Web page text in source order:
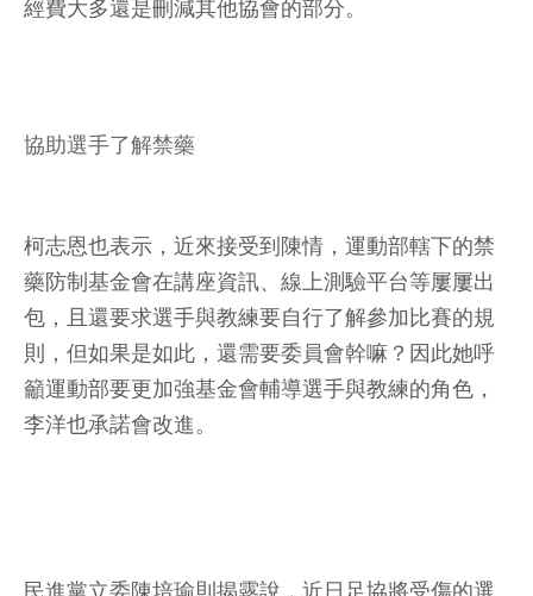
經費大多還是刪減其他協會的部分。
協助選手了解禁藥
柯志恩也表示，近來接受到陳情，運動部轄下的禁
藥防制基金會在講座資訊、線上測驗平台等屢屢出
包，且還要求選手與教練要自行了解參加比賽的規
則，但如果是如此，還需要委員會幹嘛？因此她呼
籲運動部要更加強基金會輔導選手與教練的角色，
李洋也承諾會改進。
民進黨立委陳培瑜則揭露說，近日足協將受傷的選